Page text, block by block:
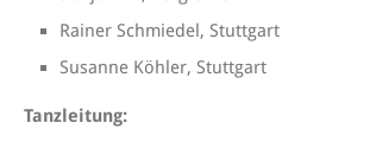
Rainer Schmiedel, Stuttgart
Susanne Köhler, Stuttgart
Tanzleitung: